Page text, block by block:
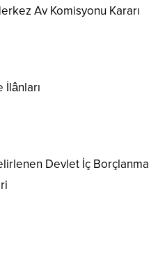
Av Komisyonu Kararı
İlânları
Devlet İç Borçlanma